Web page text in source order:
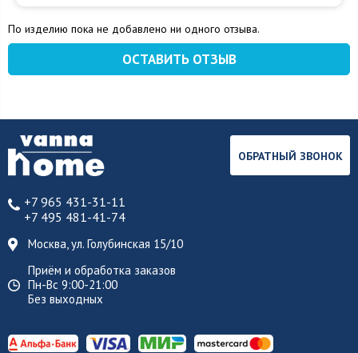
По изделию пока не добавлено ни одного отзыва.
ОСТАВИТЬ ОТЗЫВ
+7 965 431-31-11
+7 495 481-41-74
Москва, ул. Голубинская 15/10
Приём и обработка заказов
Пн-Вс 9:00-21:00
Без выходных
ОБРАТНЫЙ ЗВОНОК